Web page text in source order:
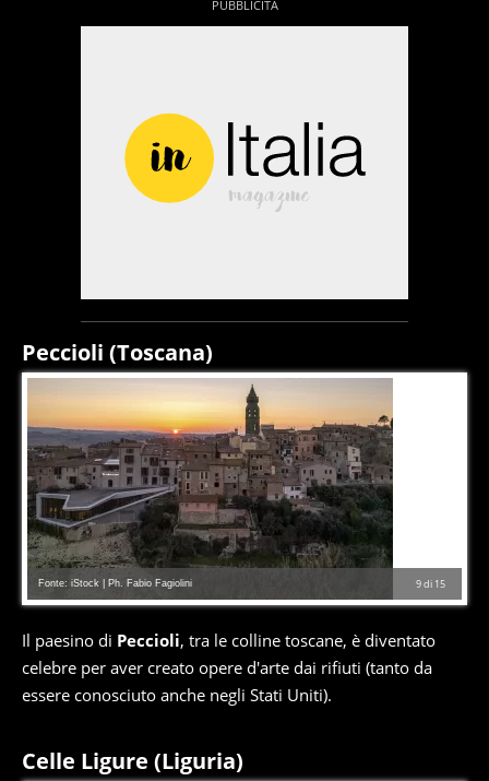
Peccioli (Toscana)
9di 15
Fonte: iStock | Ph. Fabio Fagiolini
Il paesino di Peccioli, tra le colline toscane, è diventato
celebre per aver creato opere d'arte dai rifiuti (tanto da
essere conosciuto anche negli Stati Uniti).
Celle Ligure (Liguria)